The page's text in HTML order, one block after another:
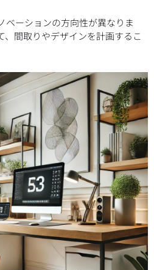
ベーションの方向性が異なりま
、間取りやデザインを計画するこ